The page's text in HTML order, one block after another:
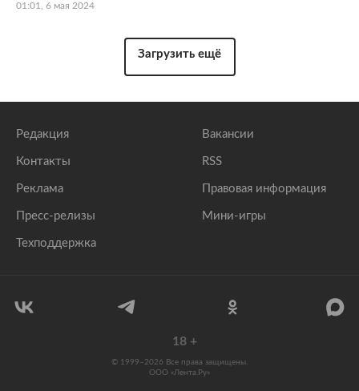
01:01, 6 мая 2024
Загрузить ещё
Редакция
Контакты
Реклама
Пресс-релизы
Техподдержка
Вакансии
RSS
Правовая информация
Мини-игры
18 +
© 1999–2026 Все права защищены.
ООО «Лента.Ру»